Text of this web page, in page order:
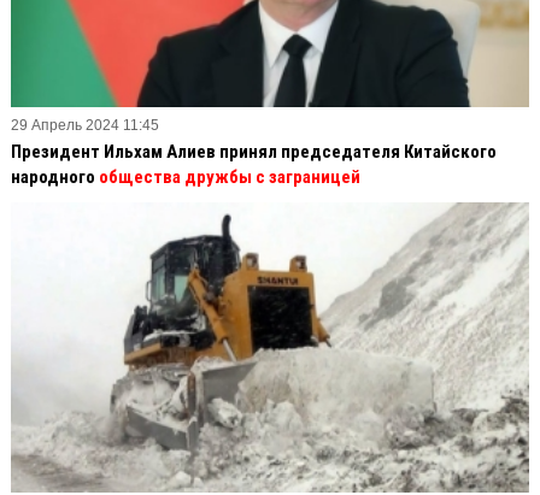
29 Апрель 2024 11:45
Президент Ильхам Алиев принял председателя Китайского
народного общества дружбы с заграницей